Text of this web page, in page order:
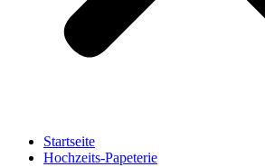
Startseite
Hochzeits-Papeterie